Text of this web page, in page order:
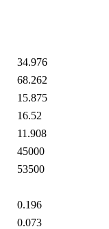
34.976
68.262
15.875
16.52
11.908
45000
53500
0.196
0.073